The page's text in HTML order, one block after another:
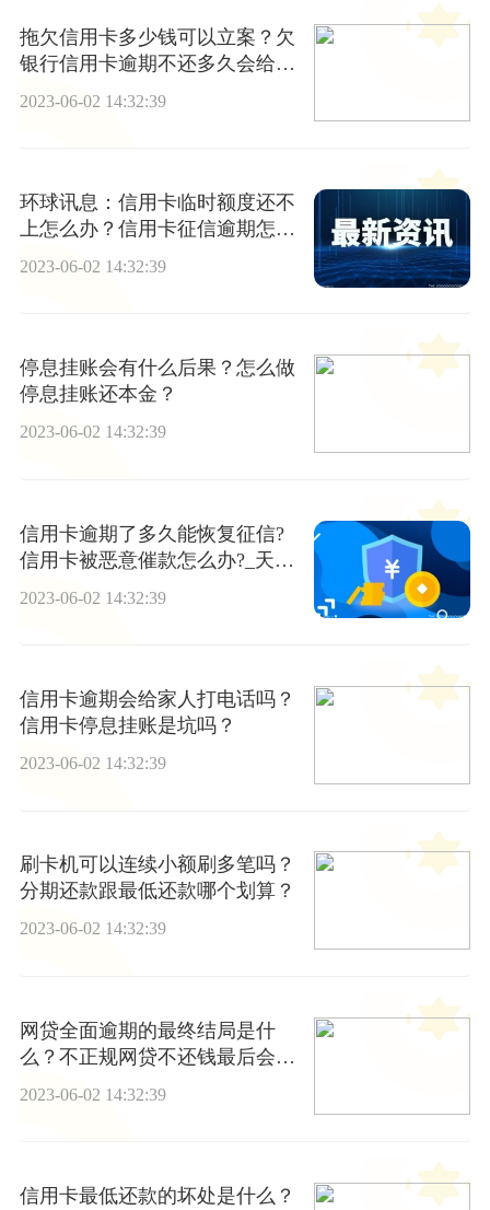
拖欠信用卡多少钱可以立案？欠
银行信用卡逾期不还多久会给家
2023-06-02 14:32:39
环球讯息：信用卡临时额度还不
上怎么办？信用卡征信逾期怎么
2023-06-02 14:32:39
停息挂账会有什么后果？怎么做
停息挂账还本金？
2023-06-02 14:32:39
信用卡逾期了多久能恢复征信?
信用卡被恶意催款怎么办?_天天
2023-06-02 14:32:39
信用卡逾期会给家人打电话吗？
信用卡停息挂账是坑吗？
2023-06-02 14:32:39
刷卡机可以连续小额刷多笔吗？
分期还款跟最低还款哪个划算？
2023-06-02 14:32:39
网贷全面逾期的最终结局是什
么？不正规网贷不还钱最后会怎
2023-06-02 14:32:39
信用卡最低还款的坏处是什么？